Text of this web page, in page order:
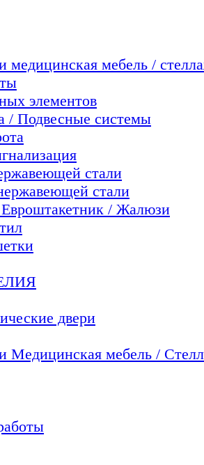
медицинская мебель /
элементов
/ Подвесные системы
стали
стали
/ Жалюзи
двери
Медицинская мебель /